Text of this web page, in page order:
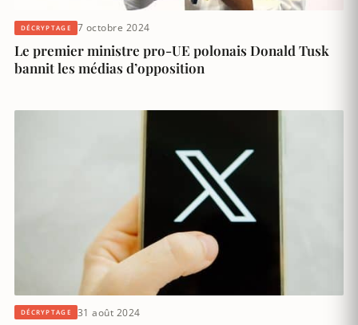
DÉCRYPTAGE 7 octobre 2024
Le premier ministre pro-UE polonais Donald Tusk
bannit les médias d’opposition
DÉCRYPTAGE 31 août 2024